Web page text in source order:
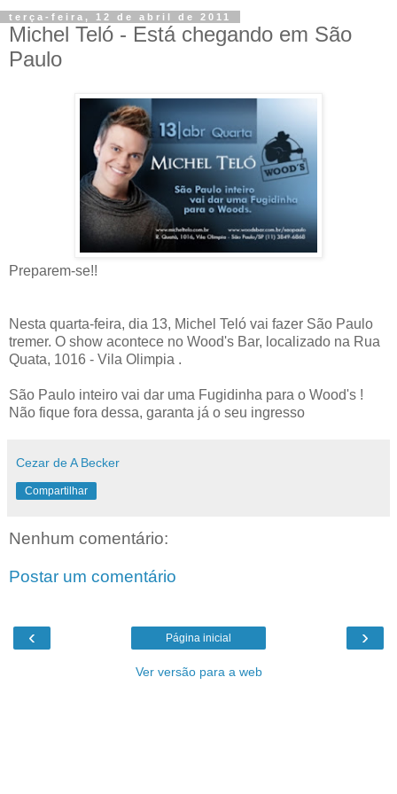
terça-feira, 12 de abril de 2011
Michel Teló - Está chegando em São
Paulo
Preparem-se!!
Nesta quarta-feira, dia 13, Michel Teló vai fazer São Paulo
tremer. O show acontece no Wood's Bar, localizado na Rua
Quata, 1016 - Vila Olimpia .
São Paulo inteiro vai dar uma Fugidinha para o Wood's !
Não fique fora dessa, garanta já o seu ingresso
Cezar de A Becker
Compartilhar
Nenhum comentário:
Postar um comentário
‹ ›
Página inicial
Ver versão para a web